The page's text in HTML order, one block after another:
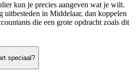
kun je precies aangeven wat je wilt.
uitbesteden in Middelaar, dan koppelen
die een grote opdracht zoals dit
speciaal?